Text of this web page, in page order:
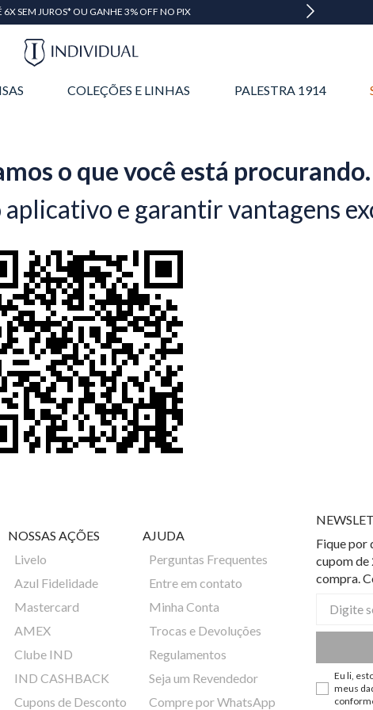
6X SEM JUROS* OU GANHE 3% OFF NO PIX
COLEÇÕES E LINHAS PALESTRA 1914
o que você está procurando.
e garantir vantagens
NOSSAS AÇÕES
Livelo
Azul Fidelidade
Mastercard
AMEX
Clube IND
IND CASHBACK
Cupons de Desconto
AJUDA
Perguntas Frequentes
Entre em contato
Minha Conta
Trocas e Devoluções
Regulamentos
Seja um Revendedor
Compre por WhatsApp
Fique por
cupom de
compra.
Eu li,
meus